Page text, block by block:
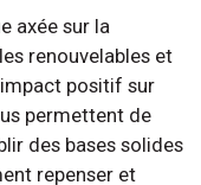
axée sur la
renouvelables et
positif sur
permettent de
des bases solides
repenser et